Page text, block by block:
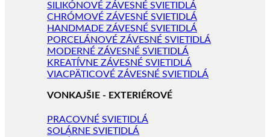
SILIKÓNOVÉ ZÁVESNÉ SVIETIDLÁ
CHRÓMOVÉ ZÁVESNÉ SVIETIDLÁ
HANDMADE ZÁVESNÉ SVIETIDLÁ
PORCELÁNOVÉ ZÁVESNÉ SVIETIDLÁ
MODERNÉ ZÁVESNÉ SVIETIDLÁ
KREATÍVNE ZÁVESNÉ SVIETIDLÁ
VIACPÄTICOVÉ ZÁVESNÉ SVIETIDLÁ
VONKAJŠIE - EXTERIÉROVÉ
PRACOVNÉ SVIETIDLÁ
SOLÁRNE SVIETIDLÁ